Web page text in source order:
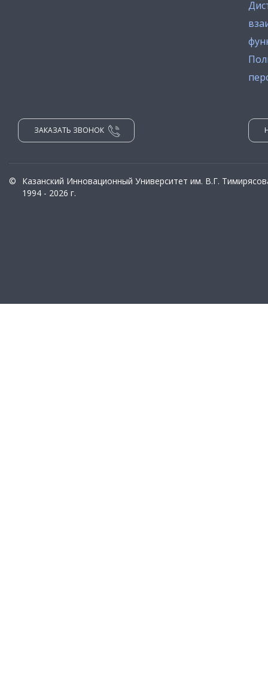
ЗАКАЗАТЬ ЗВОНОК
©
Казанский Инновационный Университет им. В.Г.
1994 - 2026 г.